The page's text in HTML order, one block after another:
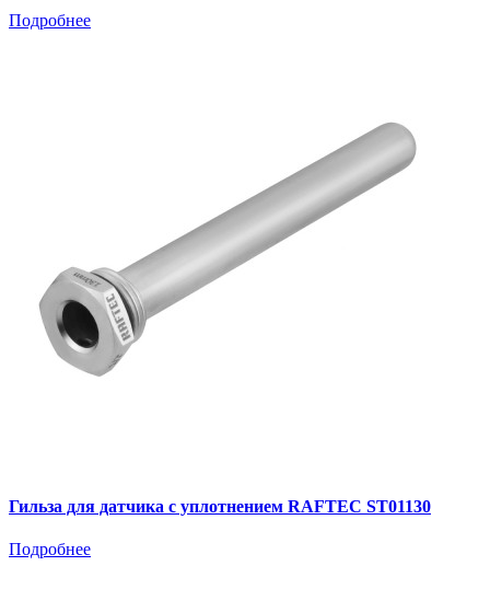
Подробнее
Гильза для датчика с уплотнением RAFTEC ST01130
Подробнее